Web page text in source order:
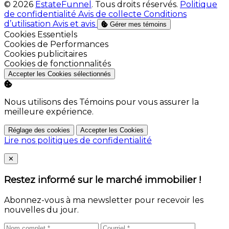
© 2026 EstateFunnel . Tous droits réservés. Politique
de confidentialité Avis de collecte Conditions
d’utilisation Avis et avis Gérer mes témoins
Activer
Cookies Essentiels
Activer
Cookies de Performances
Activer
Cookies publicitaires
Activer
Cookies de fonctionnalités
Accepter les Cookies sélectionnés
Nous utilisons des Témoins pour vous assurer la
meilleure expérience.
Réglage des cookies Accepter les Cookies
Lire nos politiques de confidentialité
Close
✕
Restez informé sur le marché immobilier !
Abonnez-vous à ma newsletter pour recevoir les
nouvelles du jour.